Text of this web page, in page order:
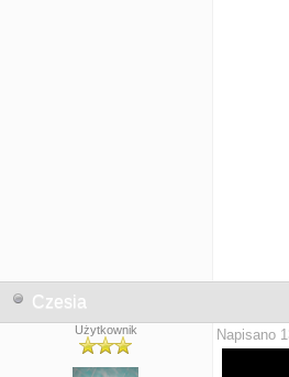
Czesia
Użytkownik Napisano